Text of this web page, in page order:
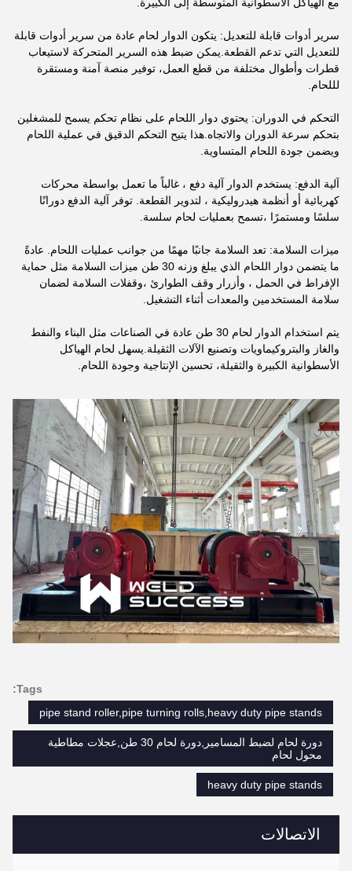
الاتصالات
سرير أدوات قابلة للتعديل: يتكون الدوار لحام عادة من سرير أدوات قابلة
للتعديل التي تدعم القطعة.يمكن ضبط هذه السرير المتحركة لاستيعاب
قطرات وأطوال مختلفة من قطع العمل، توفير منصة آمنة ومستقرة
لللحام.
التحكم في الدوران: يحتوي دوار اللحام على نظام تحكم يسمح للمشغلين
بتحكم سرعة الدوران والاتجاه.هذا يتيح التحكم الدقيق في عملية اللحام
ويضمن جودة اللحام المتساوية.
آلية الدفع: يستخدم الدوار آلية دفع ، غالباً ما تعمل بواسطة محركات
كهربائية أو أنظمة هيدروليكية ، لتدوير القطعة. توفر آلية الدفع دورانًا
سلسًا ومستمرًا ،تسمح بعمليات لحام سلسة.
ميزات السلامة: تعد السلامة جانبًا مهمًا من جوانب عمليات اللحام. عادةً
ما يتضمن دوار اللحام الذي يبلغ وزنه 30 طن ميزات السلامة مثل حماية
الإفراط في الحمل ، وأزرار وقف الطوارئ ،وقفلات السلامة لضمان
سلامة المستخدمين والمعدات أثناء التشغيل.
يتم استخدام الدوار لحام 30 طن عادة في الصناعات مثل البناء والنفط
والغاز والبتروكيماويات وتصنيع الآلات الثقيلة.يسهل لحام الهياكل
الأسطوانية الكبيرة والثقيلة، تحسين الإنتاجية وجودة اللحام.
Tags:
pipe stand roller,pipe turning rolls,heavy duty pipe stands
دورة لحام لضبط المسامير,دورة لحام 30 طن,عجلات مطاطية
محول لحام
heavy duty pipe stands